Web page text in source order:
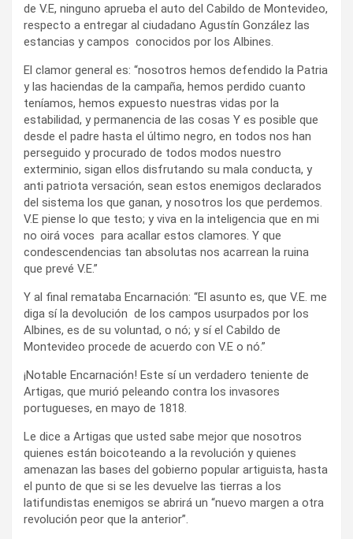
de V.E, ninguno aprueba el auto del Cabildo de Montevideo,
respecto a entregar al ciudadano Agustín González las
estancias y campos conocidos por los Albines.
El clamor general es: “nosotros hemos defendido la Patria
y las haciendas de la campaña, hemos perdido cuanto
teníamos, hemos expuesto nuestras vidas por la
estabilidad, y permanencia de las cosas Y es posible que
desde el padre hasta el último negro, en todos nos han
perseguido y procurado de todos modos nuestro
exterminio, sigan ellos disfrutando su mala conducta, y
anti patriota versación, sean estos enemigos declarados
del sistema los que ganan, y nosotros los que perdemos.
V.E piense lo que testo; y viva en la inteligencia que en mi
no oirá voces para acallar estos clamores. Y que
condescendencias tan absolutas nos acarrean la ruina
que prevé V.E.”
Y al final remataba Encarnación: “El asunto es, que V.E. me
diga sí la devolución de los campos usurpados por los
Albines, es de su voluntad, o nó; y sí el Cabildo de
Montevideo procede de acuerdo con V.E o nó.”
¡Notable Encarnación! Este sí un verdadero teniente de
Artigas, que murió peleando contra los invasores
portugueses, en mayo de 1818.
Le dice a Artigas que usted sabe mejor que nosotros
quienes están boicoteando a la revolución y quienes
amenazan las bases del gobierno popular artiguista, hasta
el punto de que si se les devuelve las tierras a los
latifundistas enemigos se abrirá un “nuevo margen a otra
revolución peor que la anterior”.